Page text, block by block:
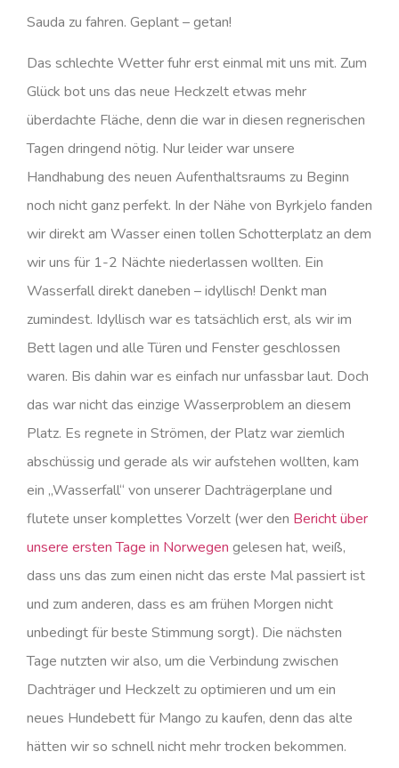
Sauda zu fahren. Geplant – getan!
Das schlechte Wetter fuhr erst einmal mit uns mit. Zum
Glück bot uns das neue Heckzelt etwas mehr
überdachte Fläche, denn die war in diesen regnerischen
Tagen dringend nötig. Nur leider war unsere
Handhabung des neuen Aufenthaltsraums zu Beginn
noch nicht ganz perfekt. In der Nähe von Byrkjelo fanden
wir direkt am Wasser einen tollen Schotterplatz an dem
wir uns für 1-2 Nächte niederlassen wollten. Ein
Wasserfall direkt daneben – idyllisch! Denkt man
zumindest. Idyllisch war es tatsächlich erst, als wir im
Bett lagen und alle Türen und Fenster geschlossen
waren. Bis dahin war es einfach nur unfassbar laut. Doch
das war nicht das einzige Wasserproblem an diesem
Platz. Es regnete in Strömen, der Platz war ziemlich
abschüssig und gerade als wir aufstehen wollten, kam
ein „Wasserfall“ von unserer Dachträgerplane und
flutete unser komplettes Vorzelt (wer den Bericht über
unsere ersten Tage in Norwegen gelesen hat, weiß,
dass uns das zum einen nicht das erste Mal passiert ist
und zum anderen, dass es am frühen Morgen nicht
unbedingt für beste Stimmung sorgt). Die nächsten
Tage nutzten wir also, um die Verbindung zwischen
Dachträger und Heckzelt zu optimieren und um ein
neues Hundebett für Mango zu kaufen, denn das alte
hätten wir so schnell nicht mehr trocken bekommen.